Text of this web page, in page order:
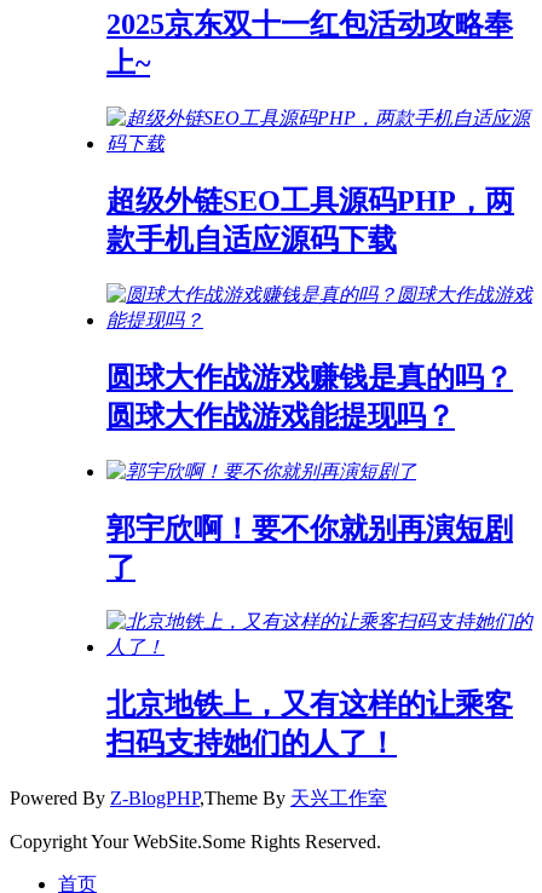
2025京东双十一红包活动攻略奉
上~
超级外链SEO工具源码PHP，两
款手机自适应源码下载
圆球大作战游戏赚钱是真的吗？
圆球大作战游戏能提现吗？
郭宇欣啊！要不你就别再演短剧
了
北京地铁上，又有这样的让乘客
扫码支持她们的人了！
Powered By Z-BlogPHP,Theme By 天兴工作室
Copyright Your WebSite.Some Rights Reserved.
首页